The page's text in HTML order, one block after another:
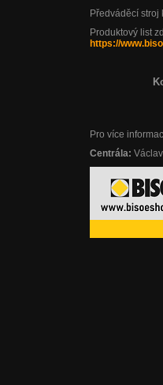
Předváděcí
Produktový list
https://
Pro více
Centrála: